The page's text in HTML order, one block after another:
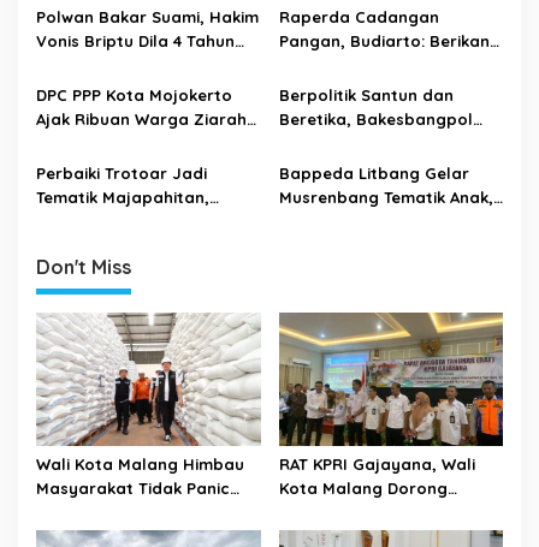
a
i
o
n
Sumatra
Mojokerto
Polwan Bakar Suami, Hakim
Vonis Briptu Dila 4 Tahun
Raperda Cadangan
Pangan, Budiarto: Berikan
Aset Pertanian
DPC PPP Kota Mojokerto
Ajak Ribuan Warga Ziarah
Berpolitik Santun dan
Beretika, Bakesbangpol
Sarasehan Budaya Politik
Perbaiki Trotoar Jadi
Tematik Majapahitan,
Bappeda Litbang Gelar
Musrenbang Tematik Anak,
Don't Miss
Wali Kota Malang Himbau
Masyarakat Tidak Panic
RAT KPRI Gajayana, Wali
Kota Malang Dorong
Kesejahteraan ASN